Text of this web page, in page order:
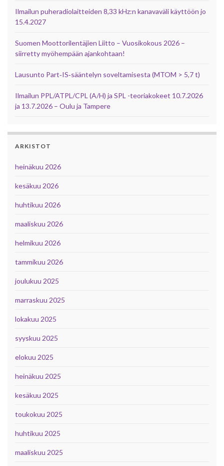
Ilmailun puheradiolaitteiden 8,33 kHz:n kanavaväli käyttöön jo
15.4.2027
Suomen Moottorilentäjien Liitto – Vuosikokous 2026 –
siirretty myöhempään ajankohtaan!
Lausunto Part‑IS‑sääntelyn soveltamisesta (MTOM > 5,7 t)
Ilmailun PPL/ATPL/CPL (A/H) ja SPL -teoriakokeet 10.7.2026
ja 13.7.2026 – Oulu ja Tampere
ARKISTOT
heinäkuu 2026
kesäkuu 2026
huhtikuu 2026
maaliskuu 2026
helmikuu 2026
tammikuu 2026
joulukuu 2025
marraskuu 2025
lokakuu 2025
syyskuu 2025
elokuu 2025
heinäkuu 2025
kesäkuu 2025
toukokuu 2025
huhtikuu 2025
maaliskuu 2025